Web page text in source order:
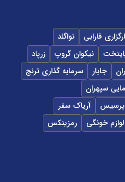
فارابی
نواگلد
نیکوان گروپ
زرپاد
جابار
سرمایه گذاری ترنج
سپهران
آریاک سفر
لوازم خونگی رمزینکس